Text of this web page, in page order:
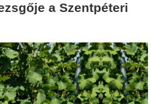
a Szentpéteri